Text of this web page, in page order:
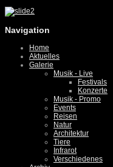
Navigation
Home
Aktuelles
Galerie
Musik - Live
Festivals
Konzerte
Musik - Promo
Events
Reisen
Natur
Architektur
Tiere
Infrarot
Verschiedenes